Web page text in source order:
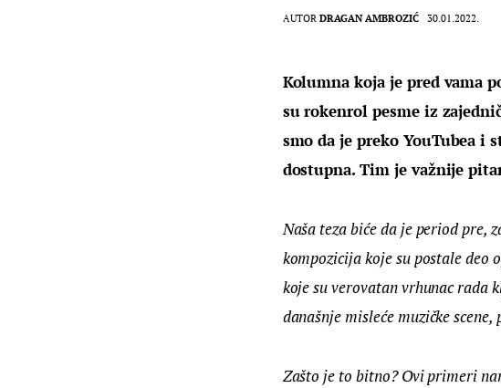
AUTOR DRAGAN AMBROZIĆ 30.01.2022.
Kolumna koja je pred vama
su rokenrol pesme iz
smo da je preko YouTubea i
dostupna. Tim je važnije
Naša teza biće da je period pre,
kompozicija koje su postale deo
koje su verovatan vrhunac rada
današnje misleće muzičke
Zašto je to bitno? Ovi primeri